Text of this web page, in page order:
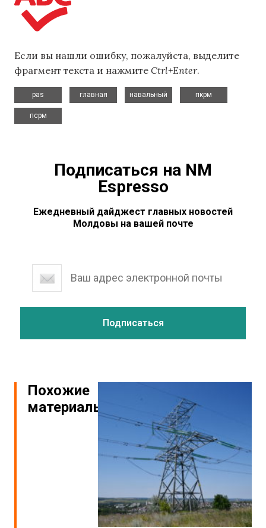
Если вы нашли ошибку, пожалуйста, выделите
фрагмент текста и нажмите Ctrl+Enter.
pas
главная
навальный
пкрм
псрм
Подписаться на NM
Espresso
Ежедневный дайджест главных новостей
Молдовы на вашей почте
Похожие
материалы